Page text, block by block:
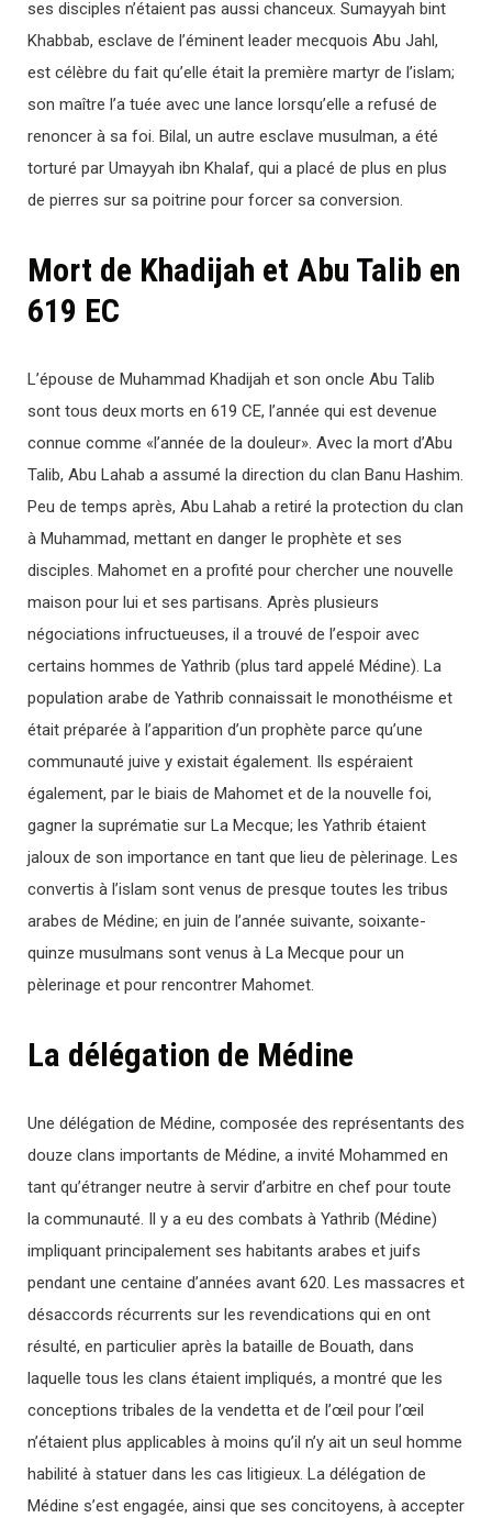
ses disciples n’étaient pas aussi chanceux. Sumayyah bint
Khabbab, esclave de l’éminent leader mecquois Abu Jahl,
est célèbre du fait qu’elle était la première martyr de l’islam;
son maître l’a tuée avec une lance lorsqu’elle a refusé de
renoncer à sa foi. Bilal, un autre esclave musulman, a été
torturé par Umayyah ibn Khalaf, qui a placé de plus en plus
de pierres sur sa poitrine pour forcer sa conversion.
Mort de Khadijah et Abu Talib en
619 EC
L’épouse de Muhammad Khadijah et son oncle Abu Talib
sont tous deux morts en 619 CE, l’année qui est devenue
connue comme «l’année de la douleur». Avec la mort d’Abu
Talib, Abu Lahab a assumé la direction du clan Banu Hashim.
Peu de temps après, Abu Lahab a retiré la protection du clan
à Muhammad, mettant en danger le prophète et ses
disciples. Mahomet en a profité pour chercher une nouvelle
maison pour lui et ses partisans. Après plusieurs
négociations infructueuses, il a trouvé de l’espoir avec
certains hommes de Yathrib (plus tard appelé Médine). La
population arabe de Yathrib connaissait le monothéisme et
était préparée à l’apparition d’un prophète parce qu’une
communauté juive y existait également. Ils espéraient
également, par le biais de Mahomet et de la nouvelle foi,
gagner la suprématie sur La Mecque; les Yathrib étaient
jaloux de son importance en tant que lieu de pèlerinage. Les
convertis à l’islam sont venus de presque toutes les tribus
arabes de Médine; en juin de l’année suivante, soixante-
quinze musulmans sont venus à La Mecque pour un
pèlerinage et pour rencontrer Mahomet.
La délégation de Médine
Une délégation de Médine, composée des représentants des
douze clans importants de Médine, a invité Mohammed en
tant qu’étranger neutre à servir d’arbitre en chef pour toute
la communauté. Il y a eu des combats à Yathrib (Médine)
impliquant principalement ses habitants arabes et juifs
pendant une centaine d’années avant 620. Les massacres et
désaccords récurrents sur les revendications qui en ont
résulté, en particulier après la bataille de Bouath, dans
laquelle tous les clans étaient impliqués, a montré que les
conceptions tribales de la vendetta et de l’œil pour l’œil
n’étaient plus applicables à moins qu’il n’y ait un seul homme
habilité à statuer dans les cas litigieux. La délégation de
Médine s’est engagée, ainsi que ses concitoyens, à accepter